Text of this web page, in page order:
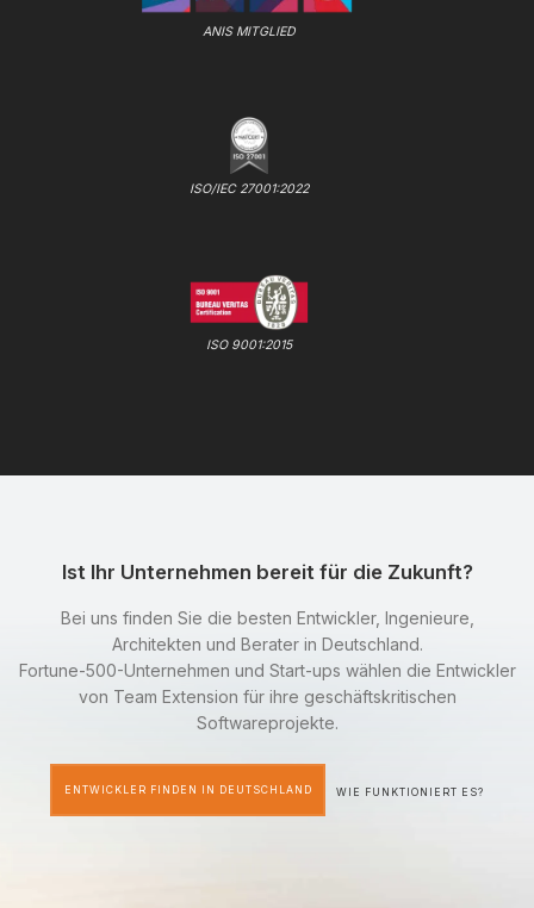
ANIS MITGLIED
ISO/IEC 27001:2022
ISO 9001:2015
Ist Ihr Unternehmen bereit für die Zukunft?
Bei uns finden Sie die besten Entwickler, Ingenieure,
Architekten und Berater in Deutschland.
Fortune-500-Unternehmen und Start-ups wählen die Entwickler
von Team Extension für ihre geschäftskritischen
Softwareprojekte.
ENTWICKLER FINDEN IN DEUTSCHLAND WIE FUNKTIONIERT ES?